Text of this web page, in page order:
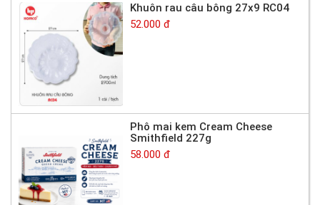
Khuôn rau câu bông 27x9 RC04
52.000 đ
Phô mai kem Cream Cheese
Smithfield 227g
58.000 đ